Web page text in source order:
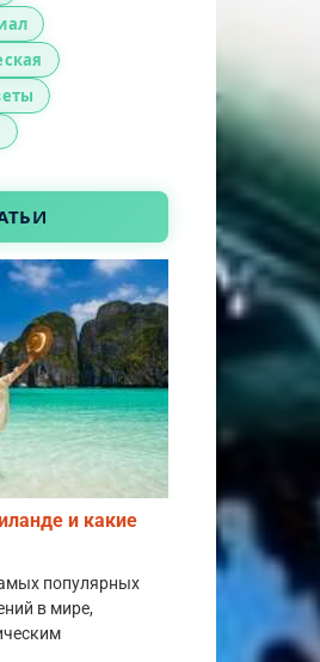
и какие
популярных
в мире,